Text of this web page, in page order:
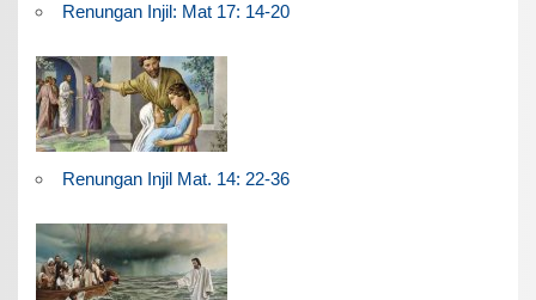
Renungan Injil: Mat 17: 14-20
Renungan Injil Mat. 14: 22-36